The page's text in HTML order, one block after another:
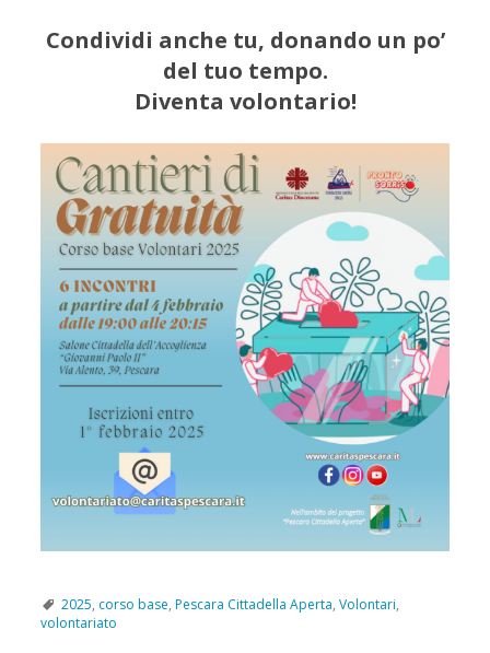
Condividi anche tu, donando un po’
del tuo tempo.
Diventa volontario!
2025, corso base,Pescara Cittadella Aperta,Volontari,
volontariato